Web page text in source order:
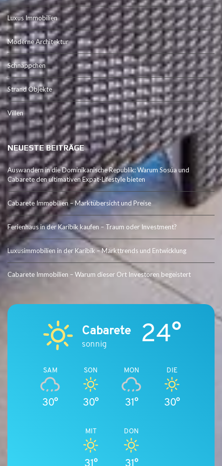
Luxus Immobilien
Moderne Architektur
Schnäppchen
Strand Objekte
Villen
NEUESTE BEITRÄGE
Auswandern in die Dominikanische Republik: Warum Sosúa und
Cabarete den ultimativen Expat-Lifestyle bieten
Cabarete Immobilien – Marktübersicht und Preise
Ferienhaus in der Karibik kaufen – Traum oder Investment?
Luxusimmobilien in der Karibik – Markttrends und Entwicklung
Cabarete Immobilien – Warum dieser Ort Investoren begeistert
Cabarete
sonnig 24°
SAM
30°
SON
30°
MON
31°
DIE
30°
MIT
31°
DON
31°